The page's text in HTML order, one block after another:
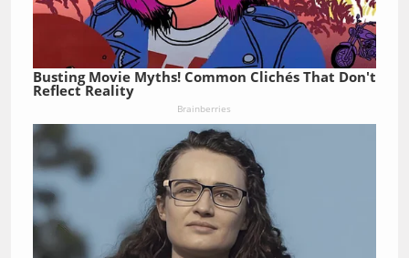
Busting Movie Myths! Common Clichés That Don't
Reflect Reality
Brainberries